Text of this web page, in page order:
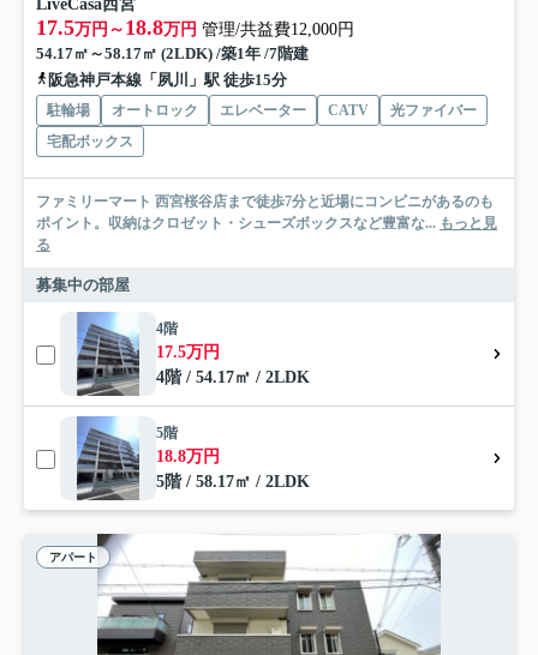
LiveCasa西宮
17.5万円～ 18.8万円 管理/共益費12,000円
54.17㎡～58.17㎡ (2LDK) /築1年 /7階建
阪急神戸本線「夙川」駅 徒歩15分
駐輪場 オートロック エレベーター CATV
光ファイバー
宅配ボックス
ファミリーマート 西宮桜谷店まで徒歩7分と近場にコンビニがあるのも
ポイント。収納はクロゼット・シューズボックスなど豊富な... もっと見
る
募集中の部屋
4階
17.5万円
4階 / 54.17㎡ / 2LDK
5階
18.8万円
5階 / 58.17㎡ / 2LDK
アパート